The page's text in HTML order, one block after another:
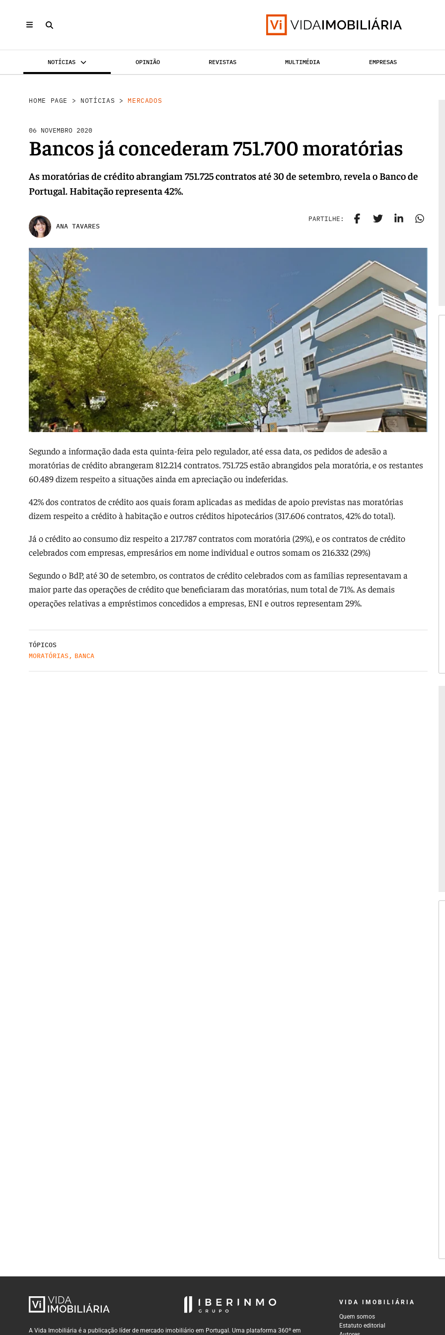
NOTÍCIAS OPINIÃO REVISTAS MULTIMÉDIA EMPRESAS
HOME PAGE > NOTÍCIAS >MERCADOS
06 NOVEMBRO 2020
Bancos já concederam 751.700 moratórias
As moratórias de crédito abrangiam 751.725 contratos até 30 de setembro, revela o Banco de
Portugal. Habitação representa 42%.
ANA TAVARES
PARTILHE:
Segundo a informação dada esta quinta-feira pelo regulador, até essa data, os pedidos de adesão a
moratórias de crédito abrangeram 812.214 contratos. 751.725 estão abrangidos pela moratória, e os restantes
60.489 dizem respeito a situações ainda em apreciação ou indeferidas.
42% dos contratos de crédito aos quais foram aplicadas as medidas de apoio previstas nas moratórias
dizem respeito a crédito à habitação e outros créditos hipotecários (317.606 contratos, 42% do total).
Já o crédito ao consumo diz respeito a 217.787 contratos com moratória (29%), e os contratos de crédito
celebrados com empresas, empresários em nome individual e outros somam os 216.332 (29%)
Segundo o BdP, até 30 de setembro, os contratos de crédito celebrados com as famílias representavam a
maior parte das operações de crédito que beneficiaram das moratórias, num total de 71%. As demais
operações relativas a empréstimos concedidos a empresas, ENI e outros representam 29%.
TÓPICOS
MORATÓRIAS , BANCA
A Vida Imobiliária é a publicação líder de mercado imobiliário em Portugal. Uma plataforma 360º em
VIDA IMOBILIÁRIA
Quem somos
Estatuto editorial